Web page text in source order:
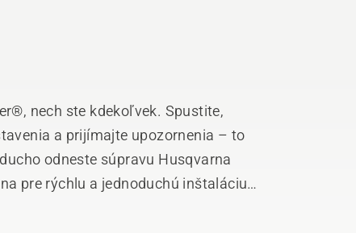
nech ste kdekoľvek. Spustite,
a prijímajte upozornenia – to
odneste súpravu Husqvarna
pre rýchlu a jednoduchú inštaláciu.